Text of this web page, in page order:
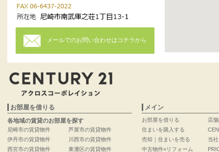
メールでのお問い合わせはコチラから
お部屋を借りる
各地域の賃貸のお部屋を探す
尼崎市の賃貸物件
伊丹市の賃貸物件
西宮市の賃貸物件
芦屋市の賃貸物件
川西市の賃貸物件
東灘区の賃貸物件
メイン
お部屋を借りる
住まいを購入する
売却｜住まいを売る
中古物件×リフォーム
店
当